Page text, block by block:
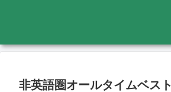
非英語圏オールタイムベス